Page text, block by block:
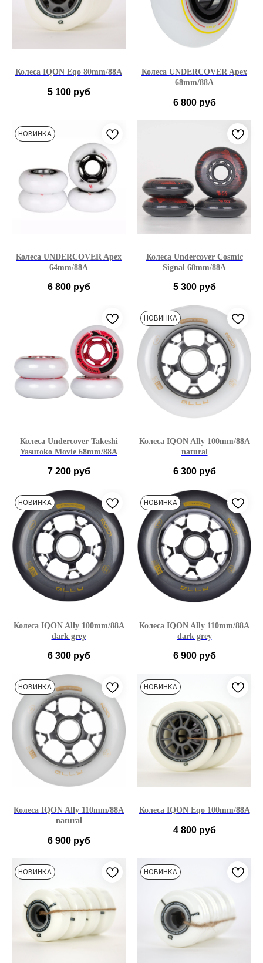
Колеса IQON Eqo 80mm/88A
5 100 руб
Колеса UNDERCOVER Apex
68mm/88A
6 800 руб
НОВИНКА
Колеса UNDERCOVER Apex
64mm/88A
6 800 руб
Колеса Undercover Cosmic
Signal 68mm/88A
5 300 руб
Колеса Undercover Takeshi
Yasutoko Movie 68mm/88A
7 200 руб
НОВИНКА
Колеса IQON Ally 100mm/88A
natural
6 300 руб
НОВИНКА
Колеса IQON Ally 100mm/88A
dark grey
6 300 руб
НОВИНКА
Колеса IQON Ally 110mm/88A
dark grey
6 900 руб
НОВИНКА
Колеса IQON Ally 110mm/88A
natural
6 900 руб
НОВИНКА
Колеса IQON Eqo 100mm/88A
4 800 руб
НОВИНКА НОВИНКА